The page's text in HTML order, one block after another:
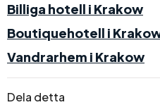
Billiga hotell i Krakow
Boutiquehotell i
Vandrarhem i Krakow
Dela detta